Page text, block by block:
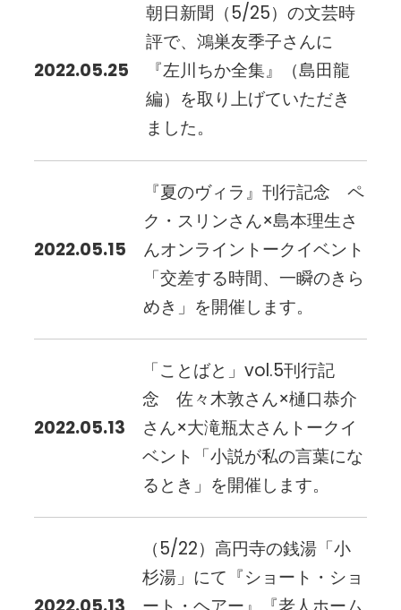
2022.05.25
朝日新聞（5/25）の文芸時
評で、鴻巣友季子さんに
『左川ちか全集』（島田龍
編）を取り上げていただき
ました。
2022.05.15
『夏のヴィラ』刊行記念 ペ
ク・スリンさん×島本理生さ
んオンライントークイベント
「交差する時間、一瞬のきら
めき」を開催します。
2022.05.13
「ことばと」vol.5刊行記
念 佐々木敦さん×樋口恭介
さん×大滝瓶太さんトークイ
ベント「小説が私の言葉にな
るとき」を開催します。
（5/22）高円寺の銭湯「小
杉湯」にて『ショート・ショ